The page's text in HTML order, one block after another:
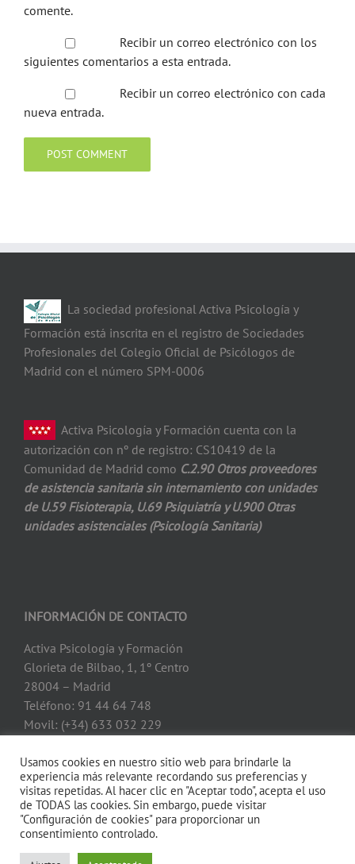
comente.
Recibir un correo electrónico con los
siguientes comentarios a esta entrada.
Recibir un correo electrónico con cada
nueva entrada.
La sociedad profesional Activa Psicología y
Formación está inscrita en el registro de Sociedades
Profesionales del Colegio Oficial de Psicólogos de
Madrid con el número SPM-0006
Activa Psicología y Formación cuenta con la
autorización con nº de registro: CS10419 de la
Comunidad de Madrid como C.2.90 Otros proveedores
de asistencia sanitaria sin internamiento con unidades
de U.59 Fisioterapia, U.69 Psiquiatría y U.900 Otras
unidades asistenciales (Psicología Sanitaria)
INFORMACIÓN DE CONTACTO
Activa Psicología y Formación
Glorieta de Bilbao, 1, 1º Centro
28004 – Madrid
Teléfono: 91 44 64 748
Movil: (+34) 633 032 229
Copyright 2022 Activa Psicología y Formación |Política de Privacidad
Política de cookies
Usamos cookies en nuestro sitio web para brindarle la
experiencia más relevante recordando sus preferencias y
visitas repetidas. Al hacer clic en "Aceptar todo", acepta el uso
de TODAS las cookies. Sin embargo, puede visitar
"Configuración de cookies" para proporcionar un
consentimiento controlado.